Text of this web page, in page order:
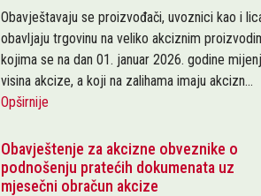
Obavještavaju se proizvođači, uvoznici kao i
obavljaju trgovinu na veliko akciznim
kojima se na dan 01. januar 2026. godine
visina akcize, a koji na zalihama imaju akcizn...
Opširnije
Obavještenje za akcizne obveznike o
podnošenju pratećih dokumenata uz
mjesečni obračun akcize